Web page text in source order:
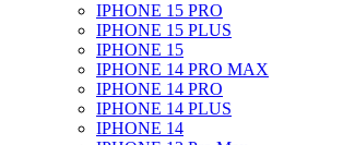
IPHONE 15 PRO
IPHONE 15 PLUS
IPHONE 15
IPHONE 14 PRO MAX
IPHONE 14 PRO
IPHONE 14 PLUS
IPHONE 14